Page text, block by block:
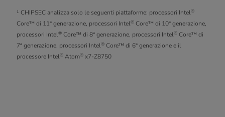
¹ CHIPSEC analizza solo le seguenti piattaforme: processori Intel®
Core™ di 11ª generazione, processori Intel® Core™ di 10ª generazione,
processori Intel® Core™ di 8ª generazione, processori Intel® Core™ di
7ª generazione, processori Intel® Core™ di 6ª generazione e il
processore Intel® Atom® x7-Z8750